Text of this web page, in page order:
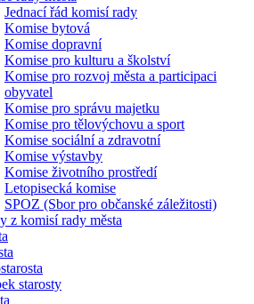
Jednací řád komisí rady
Komise bytová
Komise dopravní
Komise pro kulturu a školství
Komise pro rozvoj města a participaci
obyvatel
Komise pro správu majetku
Komise pro tělovýchovu a sport
Komise sociální a zdravotní
Komise výstavby
Komise životního prostředí
Letopisecká komise
SPOZ (Sbor pro občanské záležitosti)
z komisí rady města
starosty